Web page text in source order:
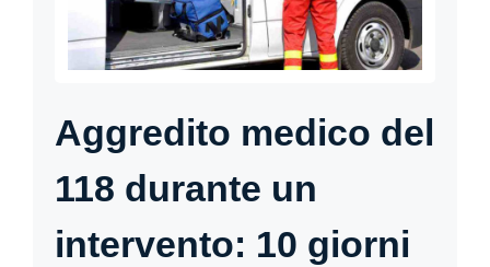
Aggredito medico del
118 durante un
intervento: 10 giorni